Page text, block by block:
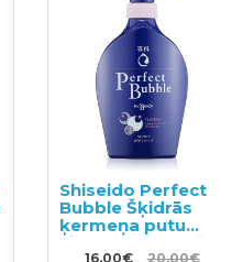
Shiseido Perfect
Bubble Šķidrās
ķermeņa putu
ziepes ar ilgstošu
16.00€ 20.00€